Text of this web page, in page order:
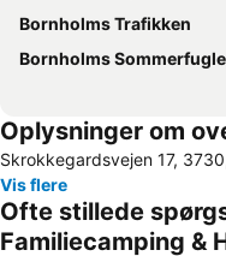
Bornholms Trafikken
Bornholms Sommerfuglepark &
Oplysninger om
Skrokkegardsvejen 17,
Vis flere
Ofte stillede
Familiecamping &